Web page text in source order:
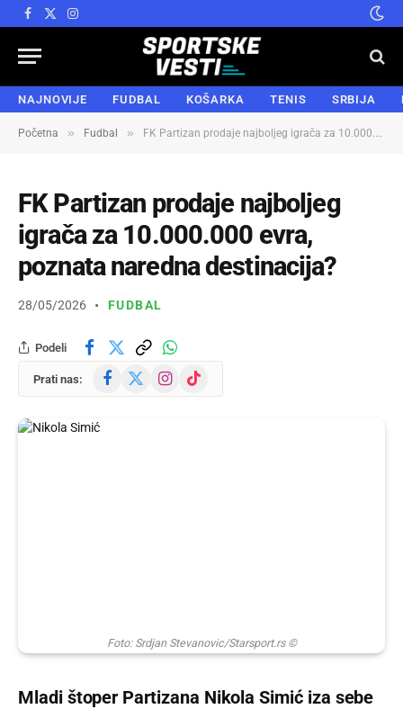
Facebook
X
Instagram
NAJNOVIJE FUDBAL KOŠARKA TENIS SRBIJA
Početna » Fudbal » FK Partizan prodaje najboljeg igrača za 10.000.000 evra, poznata naredna destinacija?
FK Partizan prodaje najboljeg
igrača za 10.000.000 evra,
poznata naredna destinacija?
28/05/2026 FUDBAL
Podeli
Prati nas: Facebook Instagram
TikTok
Foto: Srdjan Stevanovic/Starsport.rs ©
Mladi štoper Partizana Nikola Simić iza sebe